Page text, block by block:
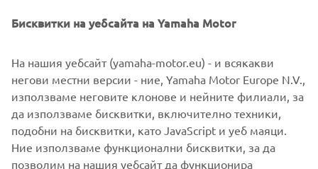
has been introduced in the Air and Sport series.
With these updates, Yamaha continues to set the standard
for style, performance, and practicality on the water.
DISCOVER THE NEW YAM INFLATABLES
Бисквитки на уебсайта на Yamaha Motor
На нашия уебсайт (yamaha-motor.eu) - и всякакви
негови местни версии - ние, Yamaha Motor Europe N.V.,
използваме неговите клонове и нейните филиали, за
да използваме бисквитки, включително техники,
подобни на бисквитки, като JavaScript и уеб маяци.
Ние използваме функционални бисквитки, за да
позволим на нашия уебсайт да функционира